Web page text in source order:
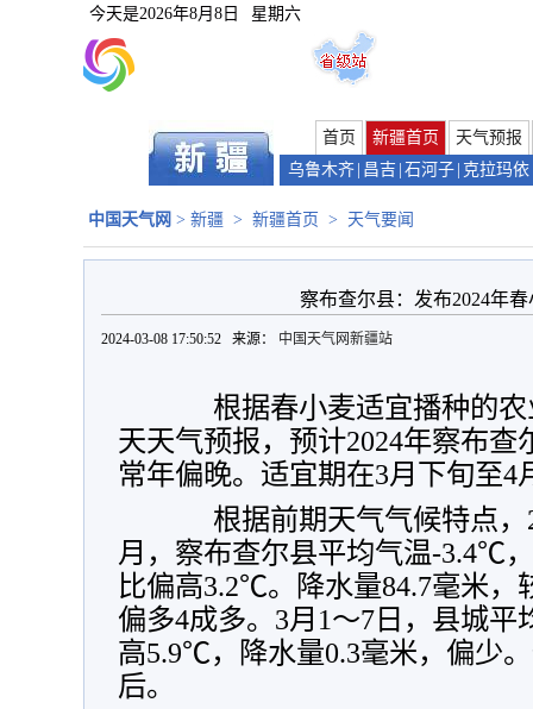
今天是2026年8月8日 星期六
首页 新疆首页
天气预报
乌鲁木齐 昌吉 石河子 克拉玛依
中国天气网 > 新疆 > 新疆首页 > 天气要闻
察布查尔县：发布2024年
2024-03-08 17:50:52 来源： 中国天气网新疆站
根据春小麦适宜播种的农
天天气预报，预计2024年察布
常年偏晚。适宜期在3月下旬至4
根据前期天气气候特点，
月，察布查尔县平均气温-3.4℃
比偏高3.2℃。降水量84.7毫米，
偏多4成多。3月1～7日，县城
高5.9℃，降水量0.3毫米，偏少
后。